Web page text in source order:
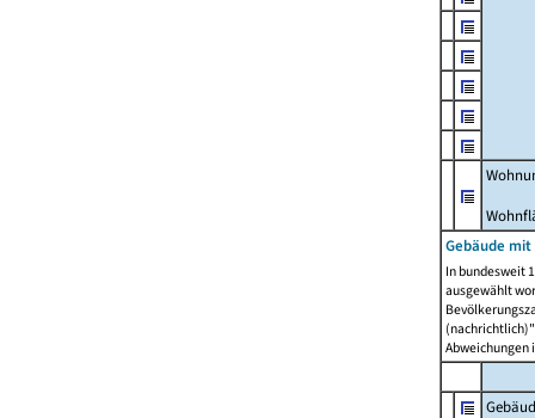
Gebäude
In bundesweit
ausgewählt
Abweichungen